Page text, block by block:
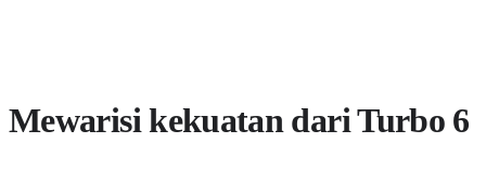
Mewarisi kekuatan dari Turbo 6